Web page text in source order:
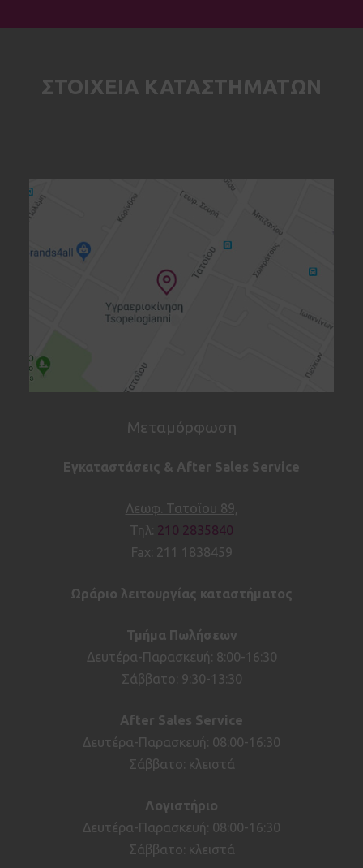
ΣΤΟΙΧΕΙΑ ΚΑΤΑΣΤΗΜΑΤΩΝ
Μεταμόρφωση
Εγκαταστάσεις & After Sales Service
Λεωφ. Τατοϊου 89,
Τηλ: 210 2835840
Fax: 211 1838459
Ωράριο λειτουργίας καταστήματος
Τμήμα Πωλήσεων
Δευτέρα-Παρασκευή: 8:00-16:30
Σάββατο: 9:30-13:30
After Sales Service
Δευτέρα-Παρασκευή: 08:00-16:30
Σάββατο: κλειστά
Λογιστήριο
Δευτέρα-Παρασκευή: 08:00-16:30
Σάββατο: κλειστά